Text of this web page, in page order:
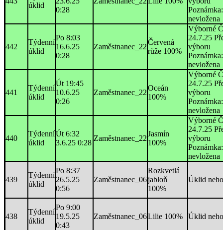
úklid
0:28
Poznámka:
nevložena
442
Týdenní
úklid
Po 8:03
16.6.25
0:28
Zaměstnanec_22
Červená
růže 100%
Výborné
24.7.25
výboru
Poznámka:
nevložena
441
Týdenní
úklid
Út 19:45
10.6.25
0:26
Zaměstnanec_22
Oceán
100%
Výborné
24.7.25
výboru
Poznámka:
nevložena
440
Týdenní
úklid
Út 6:32
3.6.25 0:28
Zaměstnanec_22
Jasmín
100%
Výborné
24.7.25
výboru
Poznámka:
nevložena
439
Týdenní
úklid
Po 8:37
26.5.25
0:56
Zaměstnanec_06
Rozkvetlá
jabloň
100%
Úklid
438
Týdenní
úklid
Po 9:00
19.5.25
0:43
Zaměstnanec_06Lilie 100% Úklid